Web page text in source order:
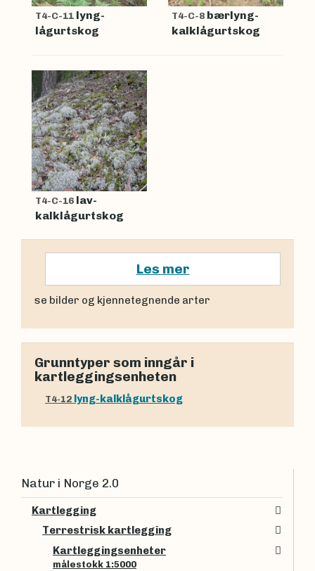
T4-C-11 lyng-
lågurtskog
T4-C-8 bærlyng-
kalklågurtskog
T4-C-16 lav-
kalklågurtskog
Les mer
se bilder og kjennetegnende arter
Grunntyper som inngår i
kartleggingsenheten
T4-12 lyng-kalklågurtskog
Natur i Norge 2.0
Kartlegging
Terrestrisk kartlegging
Kartleggingsenheter
målestokk 1:5000